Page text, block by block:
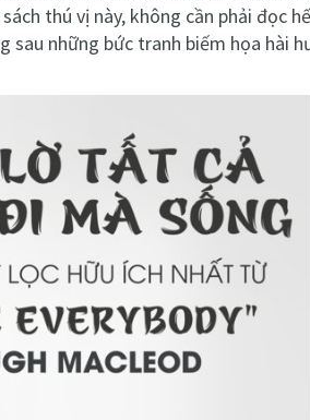
thú vị này, không cần phải đọc
những bức tranh biếm họa hài